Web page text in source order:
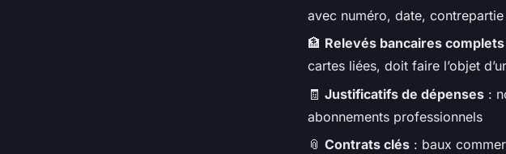
avec numéro, date,
🏦 Relevés bancaires complets
cartes liées, doit faire l’objet
🧾 Justificatifs de dépenses :
abonnements professionnels
📎 Contrats clés : baux